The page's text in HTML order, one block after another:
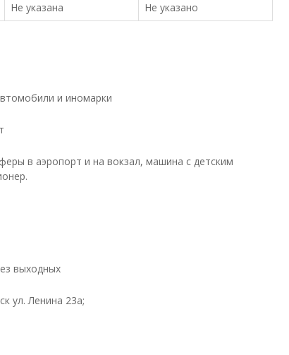
Не указана Не указано
и иномарки
в аэропорт и на вокзал, машина с детским
выходных
ул. Ленина 23а;